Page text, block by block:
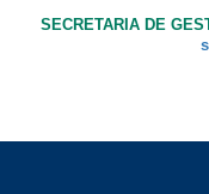
SECRETARIA DE